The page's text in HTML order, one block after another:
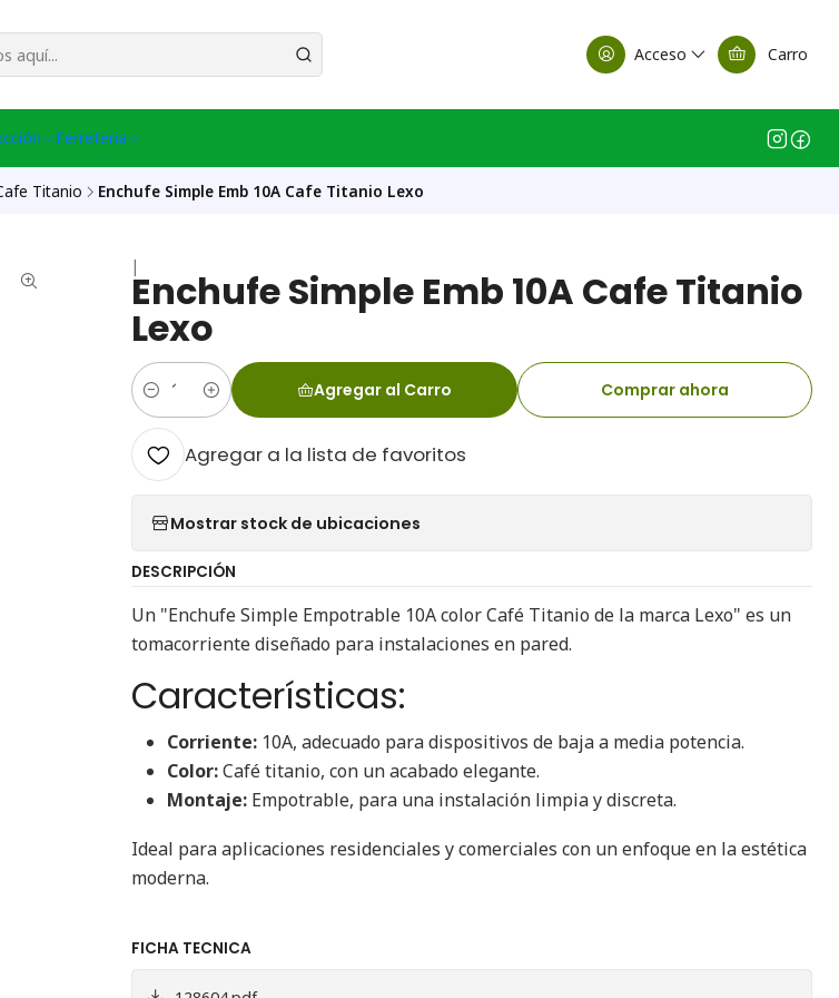
Acceso Carro
Ferreteria
Titanio Enchufe Simple Emb 10A Cafe Titanio Lexo
|
Enchufe Simple Emb 10A Cafe Titanio
Lexo
Cantidad
Agregar al Carro Comprar ahora
Agregar a la lista de favoritos
Mostrar stock de ubicaciones
DESCRIPCIÓN
Un "Enchufe Simple Empotrable 10A color Café Titanio de la marca Lexo" es un
tomacorriente diseñado para instalaciones en pared.
Características:
Corriente: 10A, adecuado para dispositivos de baja a media potencia.
Color:Café titanio, con un acabado elegante.
Montaje: Empotrable, para una instalación limpia y discreta.
Ideal para aplicaciones residenciales y comerciales con un enfoque en la estética
moderna.
FICHA TECNICA